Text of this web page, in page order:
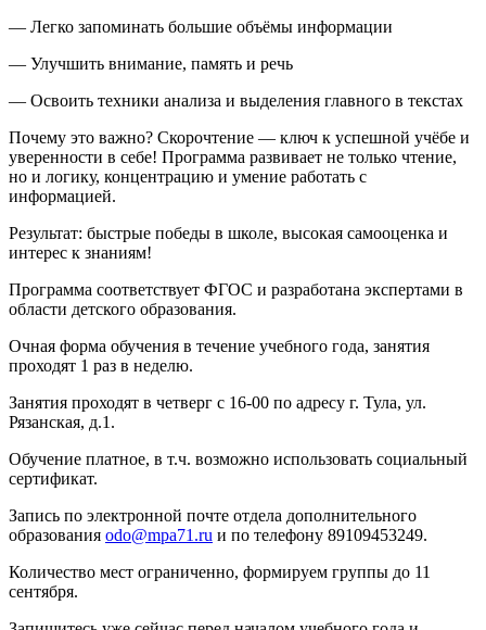
— Легко запоминать большие объёмы информации
— Улучшить внимание, память и речь
— Освоить техники анализа и выделения главного в текстах
Почему это важно? Скорочтение — ключ к успешной учёбе и
уверенности в себе! Программа развивает не только чтение,
но и логику, концентрацию и умение работать с
информацией.
Результат: быстрые победы в школе, высокая самооценка и
интерес к знаниям!
Программа соответствует ФГОС и разработана экспертами в
области детского образования.
Очная форма обучения в течение учебного года, занятия
проходят 1 раз в неделю.
Занятия проходят в четверг с 16-00 по адресу г. Тула, ул.
Рязанская, д.1.
Обучение платное, в т.ч. возможно использовать социальный
сертификат.
Запись по электронной почте отдела дополнительного
образования odo@mpa71.ru и по телефону 89109453249.
Количество мест ограниченно, формируем группы до 11
сентября.